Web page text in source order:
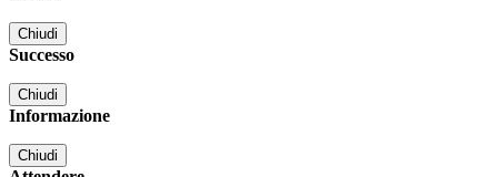
Chiudi
Successo
Chiudi
Informazione
Chiudi